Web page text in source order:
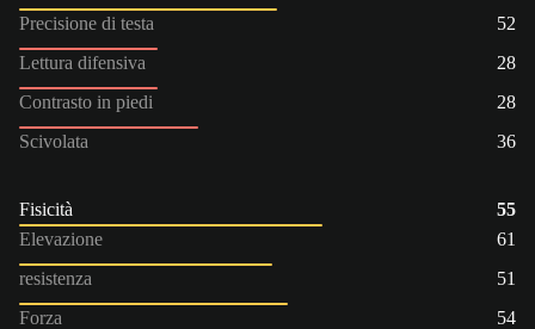
Precisione di testa
52
Lettura difensiva
28
Contrasto in piedi
28
Scivolata
36
Fisicità
55
Elevazione
61
resistenza
51
Forza
54